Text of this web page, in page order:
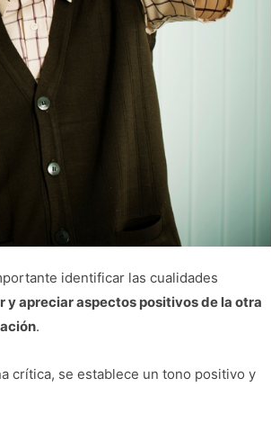
identificar las cualidades
y apreciar aspectos positivos de la otra
.
crítica, se establece un tono positivo y